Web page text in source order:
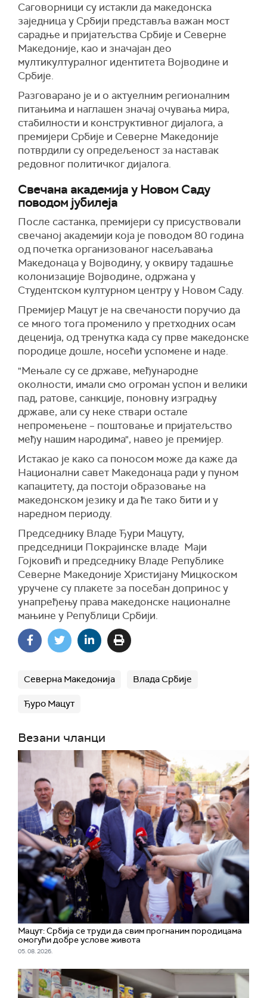
Саговорници су истакли да македонска
заједница у Србији представља важан мост
сарадње и пријатељства Србије и Северне
Македоније, као и значајан део
мултикултуралног идентитета Војводине и
Србије.
Разговарано је и о актуелним регионалним
питањима и наглашен значај очувања мира,
стабилности и конструктивног дијалога, а
премијери Србије и Северне Македоније
потврдили су опредељеност за наставак
редовног политичког дијалога.
Свечана академија у Новом Саду
поводом јубилеја
После састанка, премијери су присуствовали
свечаној академији која је поводом 80 година
од почетка организованог насељавања
Македонаца у Војводину, у оквиру тадашње
колонизације Војводине, одржана у
Студентском културном центру у Новом Саду.
Премијер Мацут је на свечаности поручио да
се много тога променило у претходних осам
деценија, од тренутка када су прве македонске
породице дошле, носећи успомене и наде.
"Мењале су се државе, међународне
околности, имали смо огроман успон и велики
пад, ратове, санкције, поновну изградњу
државе, али су неке ствари остале
непромењене – поштовање и пријатељство
међу нашим народима", навео је премијер.
Истакао је како са поносом може да каже да
Национални савет Македонаца ради у пуном
капацитету, да постоји образовање на
македонском језику и да ће тако бити и у
наредном периоду.
Председнику Владе Ђури Мацуту,
председници Покрајинске владе Маји
Гојковић и председнику Владе Републике
Северне Македоније Христијану Мицкоском
уручене су плакете за посебан допринос у
унапређењу права македонске националне
мањине у Републици Србији.
Северна Македонија Влада Србије
Ђуро Мацут
Везани чланци
Мацут: Србија се труди да свим прогнаним породицама
омогући добре услове живота
05. 08. 2026.